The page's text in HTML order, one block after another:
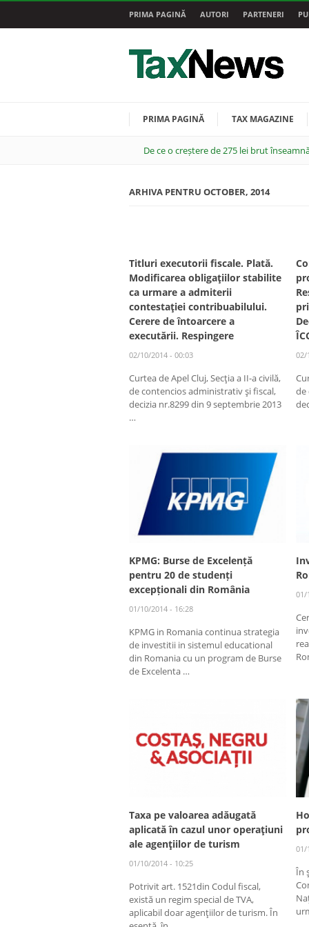
PRIMA PAGINĂ AUTORI PARTENERI
PRIMA PAGINĂ TAX MAGAZINE
De ce o creștere de 275 lei brut
ARHIVA PENTRU OCTOBER, 2014
Titluri executorii fiscale. Plată.
Modificarea obligaţiilor stabilite
ca urmare a admiterii
contestaţiei contribuabilului.
Cerere de întoarcere a
executării. Respingere
02/10/2014 - 00:03
Curtea de Apel Cluj, Secţia a II-a civilă,
de contencios administrativ şi fiscal,
decizia nr.8299 din 9 septembrie 2013
…
02/
de
KPMG: Burse de Excelență
pentru 20 de studenți
excepționali din România
01/10/2014 - 16:28
KPMG in Romania continua strategia
de investitii in sistemul educational
din Romania cu un program de Burse
de Excelenta …
01/
Taxa pe valoarea adăugată
aplicată în cazul unor operaţiuni
ale agenţiilor de turism
01/10/2014 - 10:25
Potrivit art. 1521din Codul fiscal,
există un regim special de TVA,
aplicabil doar agenţiilor de turism. În
01/
În